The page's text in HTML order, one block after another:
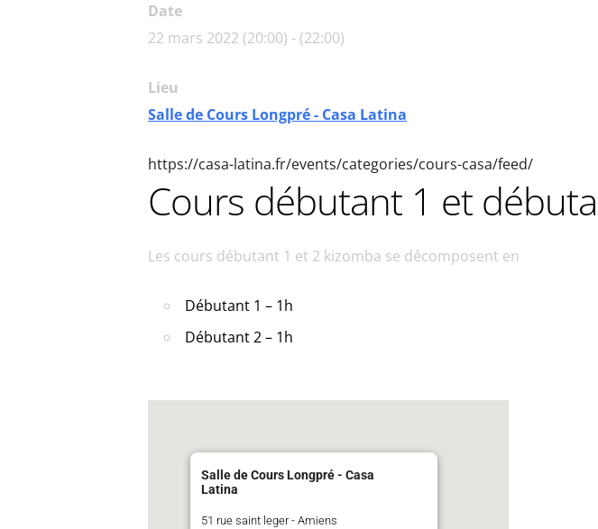
Date
22 mars 2022 (20:00) - (22:00)
Lieu
Salle de Cours Longpré - Casa Latina
https://casa-latina.fr/events/categories/cours-casa/feed/
Cours débutant 1 et
Les cours débutant 1 et 2 kizomba se décomposent en
Débutant 1 – 1h
Débutant 2 – 1h
Salle de Cours Longpré - Casa
Latina
51 rue saint leger - Amiens